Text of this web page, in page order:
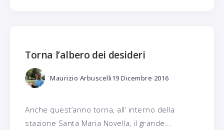
Torna l’albero dei desideri
Maurizio Arbuscelli19 Dicembre 2016
Anche quest’anno torna, all’ interno della
stazione Santa Maria Novella, il grande...